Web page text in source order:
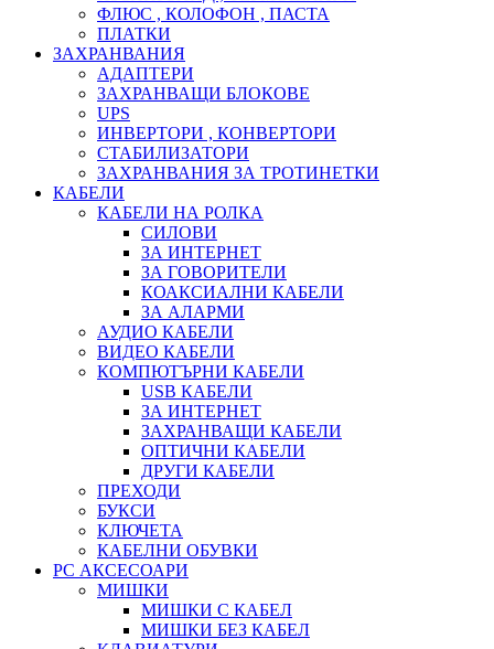
ФЛЮС , КОЛОФОН , ПАСТА
ПЛАТКИ
ЗАХРАНВАНИЯ
АДАПТЕРИ
ЗАХРАНВАЩИ БЛОКОВЕ
UPS
ИНВЕРТОРИ , КОНВЕРТОРИ
СТАБИЛИЗАТОРИ
ЗАХРАНВАНИЯ ЗА ТРОТИНЕТКИ
КАБЕЛИ
КАБЕЛИ НА РОЛКА
СИЛОВИ
ЗА ИНТЕРНЕТ
ЗА ГОВОРИТЕЛИ
КОАКСИАЛНИ КАБЕЛИ
ЗА АЛАРМИ
АУДИО КАБЕЛИ
ВИДЕО КАБЕЛИ
КОМПЮТЪРНИ КАБЕЛИ
USB КАБЕЛИ
ЗА ИНТЕРНЕТ
ЗАХРАНВАЩИ КАБЕЛИ
ОПТИЧНИ КАБЕЛИ
ДРУГИ КАБЕЛИ
ПРЕХОДИ
БУКСИ
КЛЮЧЕТА
КАБЕЛНИ ОБУВКИ
PC АКСЕСОАРИ
МИШКИ
МИШКИ С КАБЕЛ
МИШКИ БЕЗ КАБЕЛ